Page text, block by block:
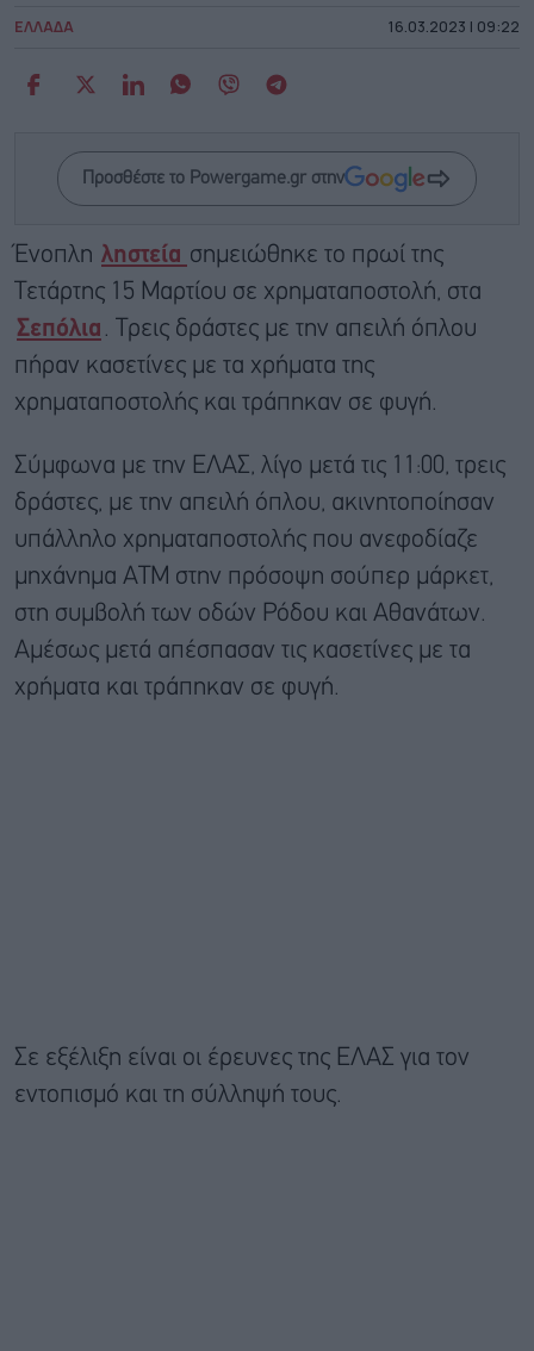
ΕΛΛΑΔΑ 16.03.2023 | 09:22
Προσθέστε το Powergame.gr στην
Ένοπλη ληστεία σημειώθηκε το πρωί της
Τετάρτης 15 Μαρτίου σε χρηματαποστολή, στα
Σεπόλια . Τρεις δράστες με την απειλή όπλου
πήραν κασετίνες με τα χρήματα της
χρηματαποστολής και τράπηκαν σε φυγή.
Σύμφωνα με την ΕΛΑΣ, λίγο μετά τις 11:00, τρεις
δράστες, με την απειλή όπλου, ακινητοποίησαν
υπάλληλο χρηματαποστολής που ανεφοδίαζε
μηχάνημα ΑΤΜ στην πρόσοψη σούπερ μάρκετ,
στη συμβολή των οδών Ρόδου και Αθανάτων.
Αμέσως μετά απέσπασαν τις κασετίνες με τα
χρήματα και τράπηκαν σε φυγή.
Σε εξέλιξη είναι οι έρευνες της ΕΛΑΣ για τον
εντοπισμό και τη σύλληψή τους.